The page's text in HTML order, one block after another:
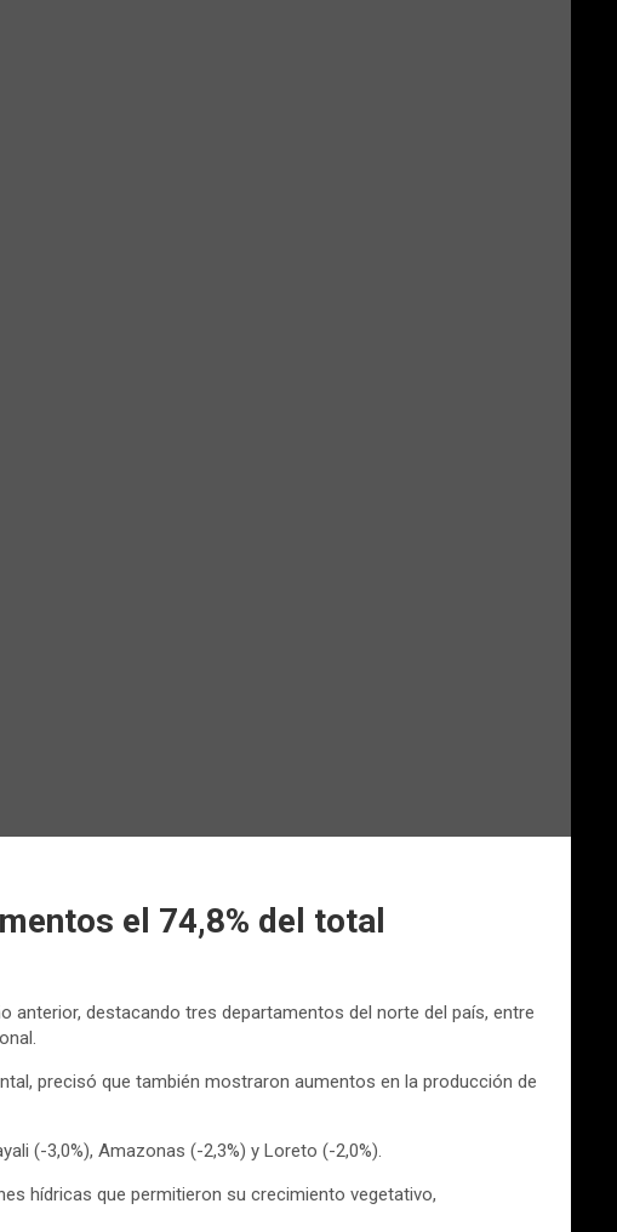
el 74,8% del total
anterior, destacando tres departamentos del norte del país, entre
precisó que también mostraron aumentos en la producción de
(-3,0%), Amazonas (-2,3%) y Loreto (-2,0%).
hídricas que permitieron su crecimiento vegetativo,